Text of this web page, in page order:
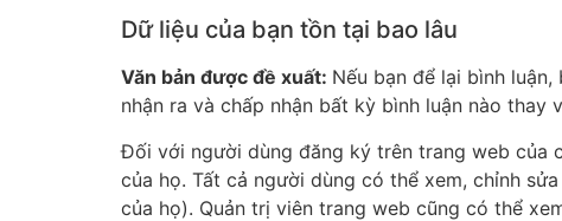
Dữ liệu của bạn tồn tại bao lâu
Văn bản được đề xuất: Nếu bạn để lại bình
nhận ra và chấp nhận bất kỳ bình luận nào
Đối với người dùng đăng ký trên trang web của
của họ. Tất cả người dùng có thể xem, chỉnh
của họ). Quản trị viên trang web cũng có thể